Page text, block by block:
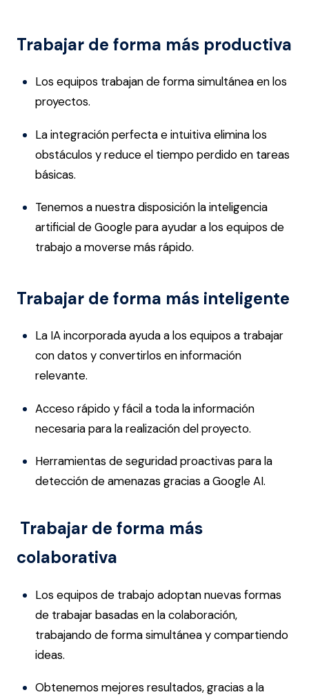
Trabajar de forma más productiva
Los equipos trabajan de forma simultánea en los
proyectos.
La integración perfecta e intuitiva elimina los
obstáculos y reduce el tiempo perdido en tareas
básicas.
Tenemos a nuestra disposición la inteligencia
artificial de Google para ayudar a los equipos de
trabajo a moverse más rápido.
Trabajar de forma más inteligente
La IA incorporada ayuda a los equipos a trabajar
con datos y convertirlos en información
relevante.
Acceso rápido y fácil a toda la información
necesaria para la realización del proyecto.
Herramientas de seguridad proactivas para la
detección de amenazas gracias a Google AI.
Trabajar de forma más
colaborativa
Los equipos de trabajo adoptan nuevas formas
de trabajar basadas en la colaboración,
trabajando de forma simultánea y compartiendo
ideas.
Obtenemos mejores resultados, gracias a la